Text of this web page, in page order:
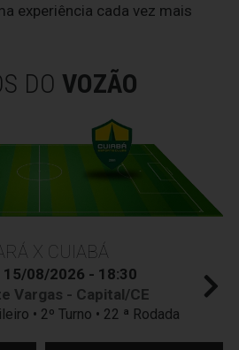
experiência cada vez mais
DO VOZÃO
X CUIABÁ
15/08/2026 - 18:30
Vargas - Capital/CE
• 2º Turno • 22 ª Rodada